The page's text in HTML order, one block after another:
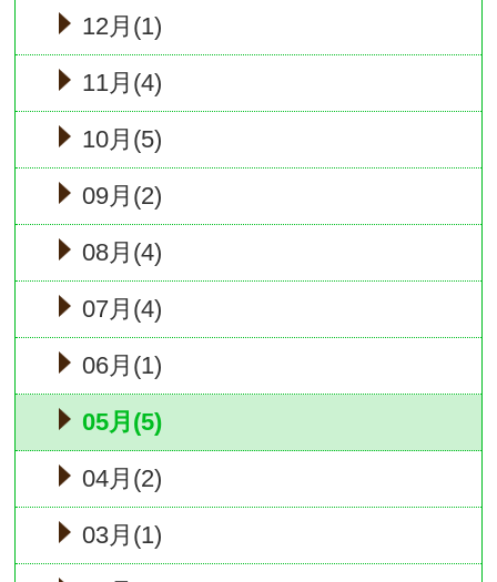
12月(1)
11月(4)
10月(5)
09月(2)
08月(4)
07月(4)
06月(1)
05月(5)
04月(2)
03月(1)